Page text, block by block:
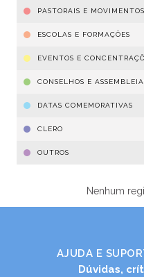
PASTORAIS E MOVIMENTOS
ESCOLAS E FORMAÇÕES
EVENTOS E
CONSELHOS E
DATAS COMEMORATIVAS
CLERO
OUTROS
Nenhum
AJUDA E
Dúvidas,